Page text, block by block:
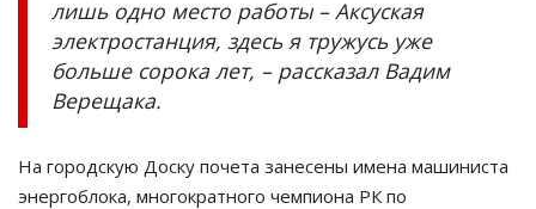
лишь одно место работы – Аксуская
электростанция, здесь я тружусь уже
больше сорока лет, – рассказал Вадим
Верещака.
На городскую Доску почета занесены имена машиниста
энергоблока, многократного чемпиона РК по